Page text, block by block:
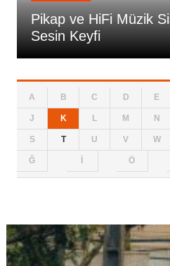
Pikap ve HiFi Müzik
Sesin Keyfi
A B C D E
J K L M N
S T U V W
Ğ Ö